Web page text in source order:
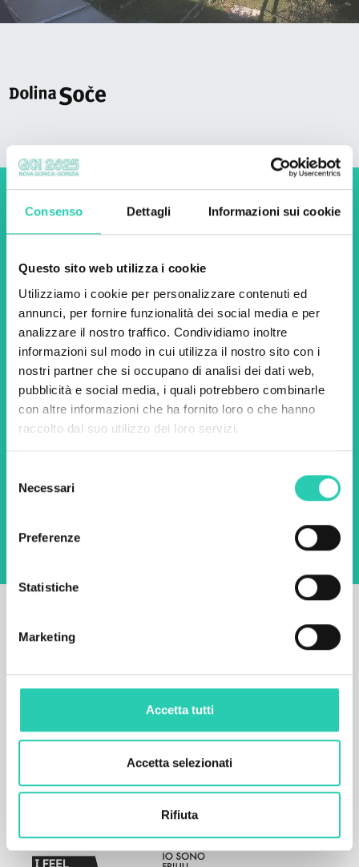
Consenso Dettagli Informazioni sui cookie
Questo sito web utilizza i cookie
Utilizziamo i cookie per personalizzare contenuti ed
annunci, per fornire funzionalità dei social media e per
analizzare il nostro traffico. Condividiamo inoltre
informazioni sul modo in cui utilizza il nostro sito con i
nostri partner che si occupano di analisi dei dati web,
pubblicità e social media, i quali potrebbero combinarle
con altre informazioni che ha fornito loro o che hanno
raccolto dal suo utilizzo dei loro servizi.
delNecessari
Preferenze
Statistiche
Marketing
Accetta tutti
Accetta selezionati
Rifiuta
Non perderti i prossimi
eventi! Iscriviti alla
newsletter di GO! 2025 per
scoprire tutte le nostre
iniziative.
Nome * Cognome *
Email *
Utilizzando questo modulo accetto
l'archiviazione e la gestione dei dati su questo